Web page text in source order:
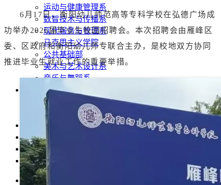
运动与健康管理系
数智技术与传播系
现代服务与管理系
马克思主义学院
公共基础部
美术与艺术设计系
音乐与舞蹈系
招生就业
招生信息网
就业信息网
教育教学
科学研究
党的建设
智慧校园
首 页
6月17日，衡阳幼儿师范高等专科学校在弘德广场成
功举办2026届毕业生校园招聘会。本次招聘会由雁峰区
委、区政府和衡阳幼儿师专联合主办，是校地双方协同
推进毕业生就业工作的重要举措。